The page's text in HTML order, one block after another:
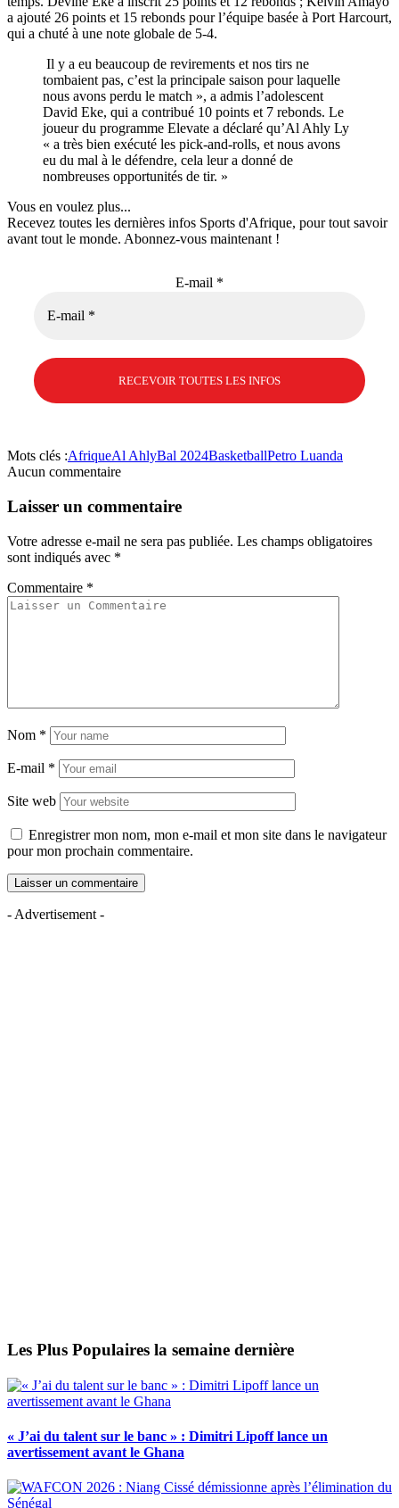
a ajouté 26 points et 15 rebonds pour l’équipe basée à Port Harcourt,
qui a chuté à une note globale de 5-4.
Il y a eu beaucoup de revirements et nos tirs ne
tombaient pas, c’est la principale saison pour laquelle
nous avons perdu le match », a admis l’adolescent
David Eke, qui a contribué 10 points et 7 rebonds. Le
joueur du programme Elevate a déclaré qu’Al Ahly Ly
« a très bien exécuté les pick-and-rolls, et nous avons
eu du mal à le défendre, cela leur a donné de
nombreuses opportunités de tir. »
Vous en voulez plus...
Recevez toutes les dernières infos Sports d'Afrique, pour tout savoir
avant tout le monde. Abonnez-vous maintenant !
E-mail *
Mots clés :AfriqueAl AhlyBal 2024BasketballPetro Luanda
Aucun commentaire
Laisser un commentaire
Votre adresse e-mail ne sera pas publiée. Les champs obligatoires
sont indiqués avec *
Commentaire *
Nom *
E-mail *
Site web
Enregistrer mon nom, mon e-mail et mon site dans le navigateur
pour mon prochain commentaire.
- Advertisement -
Les Plus Populaires la semaine dernière
« J’ai du talent sur le banc » : Dimitri Lipoff lance un
avertissement avant le Ghana